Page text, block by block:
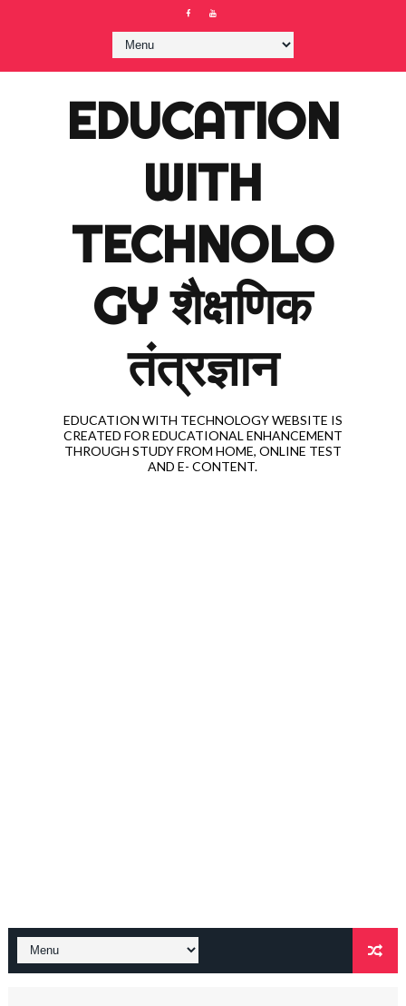
EDUCATION
WITH
TECHNOLO
GY शैक्षणिक
तंत्रज्ञान
EDUCATION WITH TECHNOLOGY WEBSITE IS
CREATED FOR EDUCATIONAL ENHANCEMENT
THROUGH STUDY FROM HOME, ONLINE TEST
AND E- CONTENT.